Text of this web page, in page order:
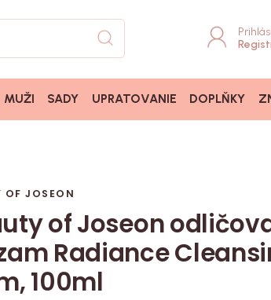
MUŽI SADY UPRATOVANIE DOPLŇKY
OF JOSEON
of Joseon
Radiance
100ml